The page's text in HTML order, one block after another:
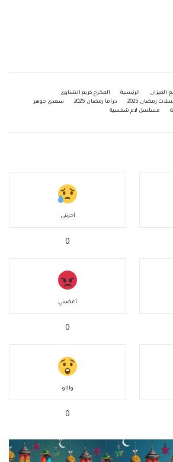
الميزان الرئيسية
المخرج كريم الشناوي
رمضان 2025
دراما رمضان 2025
سعدي جوهر
مسلسل لام شمسية
أحزنني
0
أغضبني
0
واااو
0